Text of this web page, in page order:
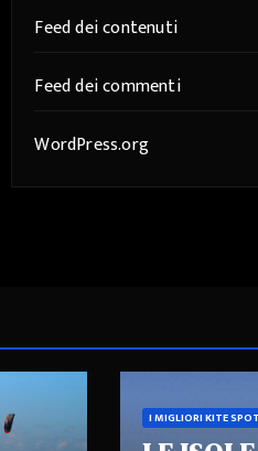
Feed dei contenuti
Feed dei commenti
WordPress.org
I MIGLIORI KITE